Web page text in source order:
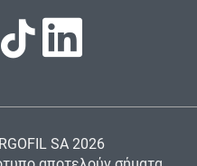
SA 2026